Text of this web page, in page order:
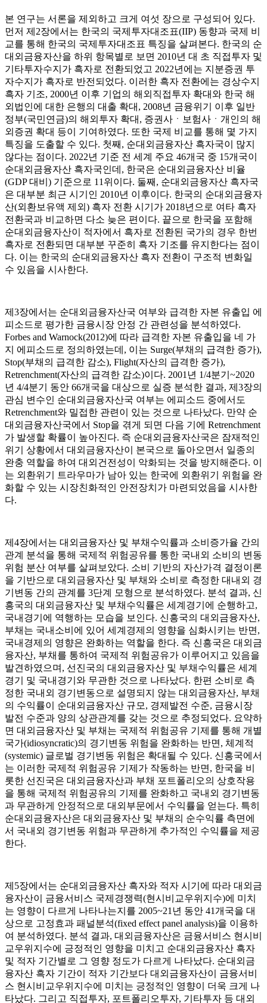
본 연구는 서론을 제외하고 크게 여섯 장으로 구성되어 있다.
먼저 제2장에서는 한국의 국제투자대조표(IIP) 동향과 국제 비
교를 통해 한국의 국제투자대조표 특징을 살펴본다. 한국의 순
대외금융자산을 하위 항목별로 보면 2010년 대 초 직접투자 및
기타투자수지가 흑자로 전환되었고 2022년에는 지분증권 투
자수지가 흑자로 반전되었다. 이러한 흑자 전환에는 경상수지
흑자 기조, 2000년 이후 기업의 해외직접투자 확대와 한국 해
외법인에 대한 은행의 대출 확대, 2008년 금융위기 이후 일반
정부(국민연금)의 해외투자 확대, 증권사ㆍ보험사ㆍ개인의 해
외증권 확대 등이 기여하였다. 또한 국제 비교를 통해 몇 가지
특징을 도출할 수 있다. 첫째, 순대외금융자산 흑자국이 많지
않다는 점이다. 2022년 기준 전 세계 주요 46개국 중 15개국이
순대외금융자산 흑자국인데, 한국은 순대외금융자산 비율
(GDP 대비) 기준으로 11위이다. 둘째, 순대외금융자산 흑자국
은 대부분 최근 시기인 2010년 이후이다. 한국의 순대외금융자
산(외환보유액 제외) 흑자 전환 시기가 2018년으로 여타 흑자
전환국과 비교하면 다소 늦은 편이다. 끝으로 한국을 포함해
순대외금융자산이 적자에서 흑자로 전환된 국가의 경우 한번
흑자로 전환되면 대부분 꾸준히 흑자 기조를 유지한다는 점이
다. 이는 한국의 순대외금융자산 흑자 전환이 구조적 변화일
수 있음을 시사한다.
제3장에서는 순대외금융자산국 여부와 급격한 자본 유출입 에
피소드로 평가한 금융시장 안정 간 관련성을 분석하였다.
Forbes and Warnock(2012)에 따라 급격한 자본 유출입을 네 가
지 에피소드로 정의하였는데, 이는 Surge(부채의 급격한 증가),
Stop(부채의 급격한 감소), Flight(자산의 급격한 증가),
Retrenchment(자산의 급격한 감소)이다. 2001년 1/4분기~2020
년 4/4분기 동안 66개국을 대상으로 실증 분석한 결과, 제3장의
관심 변수인 순대외금융자산국 여부는 에피소드 중에서도
Retrenchment와 밀접한 관련이 있는 것으로 나타났다. 만약 순
대외금융자산국에서 Stop을 겪게 되면 다음 기에 Retrenchment
가 발생할 확률이 높아진다. 즉 순대외금융자산국은 잠재적인
위기 상황에서 대외금융자산이 본국으로 돌아오면서 일종의
완충 역할을 하여 대외건전성이 악화되는 것을 방지해준다. 이
는 외환위기 트라우마가 남아 있는 한국에 외환위기 위험을 완
화할 수 있는 시장친화적인 안전장치가 마련되었음을 시사한
다.
제4장에서는 대외금융자산 및 부채수익률과 소비증가율 간의
관계 분석을 통해 국제적 위험공유를 통한 국내외 소비의 변동
위험 분산 여부를 살펴보았다. 소비 기반의 자산가격 결정이론
을 기반으로 대외금융자산 및 부채와 소비로 측정한 대내외 경
기변동 간의 관계를 3단계 모형으로 분석하였다. 분석 결과, 신
흥국의 대외금융자산 및 부채수익률은 세계경기에 순행하고,
국내경기에 역행하는 모습을 보인다. 신흥국의 대외금융자산,
부채는 국내소비에 있어 세계경제의 영향을 심화시키는 반면,
국내경제의 영향은 완화하는 역할을 한다. 즉 신흥국은 대외금
융자산, 부채를 통하여 국제적 위험공유가 이루어지고 있음을
발견하였으며, 선진국의 대외금융자산 및 부채수익률은 세계
경기 및 국내경기와 무관한 것으로 나타났다. 한편 소비로 측
정한 국내외 경기변동으로 설명되지 않는 대외금융자산, 부채
의 수익률이 순대외금융자산 규모, 경제발전 수준, 금융시장
발전 수준과 양의 상관관계를 갖는 것으로 추정되었다. 요약하
면 대외금융자산 및 부채는 국제적 위험공유 기제를 통해 개별
국가(idiosyncratic)의 경기변동 위험을 완화하는 반면, 체계적
(systemic) 글로벌 경기변동 위험은 확대될 수 있다. 신흥국에서
는 이러한 국제적 위험공유 기제가 작동하는 반면, 한국을 비
롯한 선진국은 대외금융자산과 부채 포트폴리오의 상호작용
을 통해 국제적 위험공유의 기제를 완화하고 국내외 경기변동
과 무관하게 안정적으로 대외부문에서 수익률을 얻는다. 특히
순대외금융자산은 대외금융자산 및 부채의 순수익률 측면에
서 국내외 경기변동 위험과 무관하게 추가적인 수익률을 제공
한다.
제5장에서는 순대외금융자산 흑자와 적자 시기에 따라 대외금
융자산이 금융서비스 국제경쟁력(현시비교우위지수)에 미치
는 영향이 다르게 나타나는지를 2005~21년 동안 41개국을 대
상으로 고정효과 패널분석(fixed effect panel analysis)을 이용하
여 분석하였다. 분석 결과, 대외금융자산은 금융서비스 현시비
교우위지수에 긍정적인 영향을 미치고 순대외금융자산 흑자
및 적자 기간별로 그 영향 정도가 다르게 나타났다. 순대외금
융자산 흑자 기간이 적자 기간보다 대외금융자산이 금융서비
스 현시비교우위지수에 미치는 긍정적인 영향이 더욱 크게 나
타났다. 그리고 직접투자, 포트폴리오투자, 기타투자 등 대외